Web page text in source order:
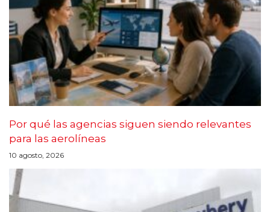
Por qué las agencias siguen siendo relevantes
para las aerolíneas
10 agosto, 2026